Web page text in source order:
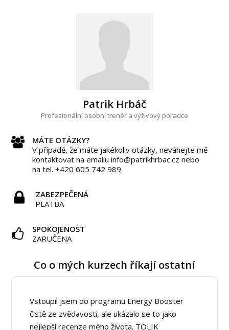
Patrik Hrbáč
Profesionální osobní trenér a výživový poradce
MÁTE OTÁZKY?
V případě, že máte jakékoliv otázky, neváhejte mě
kontaktovat na emailu info@patrikhrbac.cz nebo
na tel. +420 605 742 989
ZABEZPEČENÁ
PLATBA
SPOKOJENOST
ZARUČENA
Co o mých kurzech říkají ostatní
Vstoupil jsem do programu Energy Booster
čistě ze zvědavosti, ale ukázalo se to jako
nejlepší recenze mého života. TOLIK